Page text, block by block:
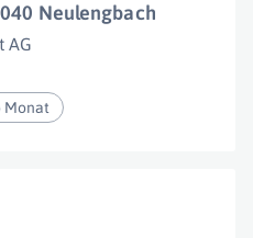
Neulengbach
AG
Monat